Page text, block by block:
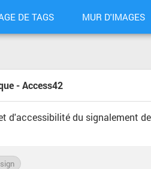
DE TAGS MUR D'IMAGES
- Access42
d'accessibilité du signalement